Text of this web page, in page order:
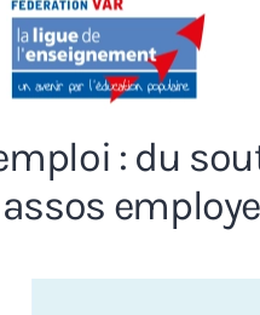
principal
: du